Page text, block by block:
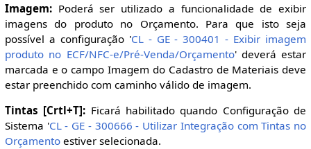
Imagem: Poderá ser utilizado a funcionalidade de exibir
imagens do produto no Orçamento. Para que isto seja
possível a configuração 'CL - GE - 300401 - Exibir imagem
produto no ECF/NFC-e/Pré-Venda/Orçamento' deverá estar
marcada e o campo Imagem do Cadastro de Materiais deve
estar preenchido com caminho válido de imagem.
Tintas [Crtl+T]: Ficará habilitado quando Configuração de
Sistema 'CL - GE - 300666 - Utilizar Integração com Tintas no
Orçamentoestiver selecionada.